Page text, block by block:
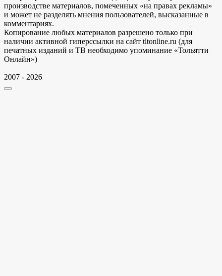
производстве материалов, помеченных «на правах рекламы»
и может не разделять мнения пользователей, высказанные в
комментариях.
Копирование любых материалов разрешено только при
наличии активной гиперссылки на сайт tltonline.ru (для
печатных изданий и ТВ необходимо упоминание «Тольятти
Онлайн»)
2007 - 2026